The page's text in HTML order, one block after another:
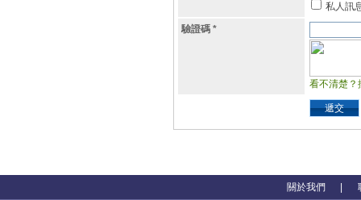
私人訊
驗證碼 *
看不清楚？
遞交
關於我們